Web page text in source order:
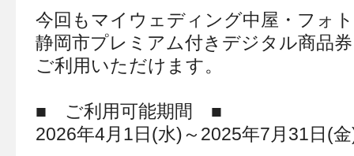
今回もマイウェディング中屋・フォ
静岡市プレミアム付きデジタル商品
ご利用いただけます。
■ ご利用可能期間 ■
2026年4月1日(水)～2025年7月31日(